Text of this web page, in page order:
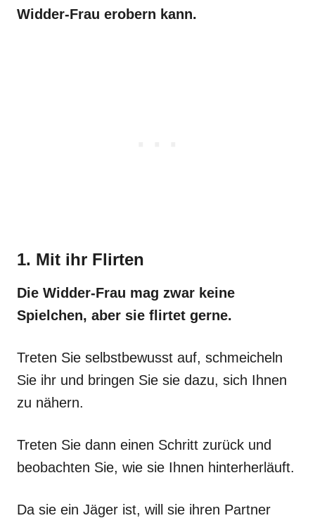
Widder-Frau erobern kann.
1. Mit ihr Flirten
Die Widder-Frau mag zwar keine
Spielchen, aber sie flirtet gerne.
Treten Sie selbstbewusst auf, schmeicheln
Sie ihr und bringen Sie sie dazu, sich Ihnen
zu nähern.
Treten Sie dann einen Schritt zurück und
beobachten Sie, wie sie Ihnen hinterherläuft.
Da sie ein Jäger ist, will sie ihren Partner